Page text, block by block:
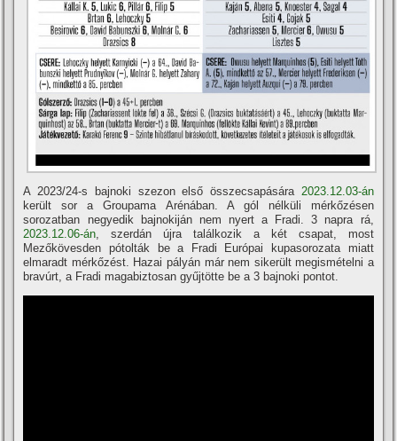
A 2023/24-s bajnoki szezon első összecsapására 2023.12.03-án
került sor a Groupama Arénában. A gól nélküli mérkőzésen
sorozatban negyedik bajnokiján nem nyert a Fradi. 3 napra rá,
2023.12.06-án , szerdán újra találkozik a két csapat, most
Mezőkövesden pótolták be a Fradi Európai kupasorozata miatt
elmaradt mérkőzést. Hazai pályán már nem sikerült megismételni a
bravúrt, a Fradi magabiztosan gyűjtötte be a 3 bajnoki pontot.